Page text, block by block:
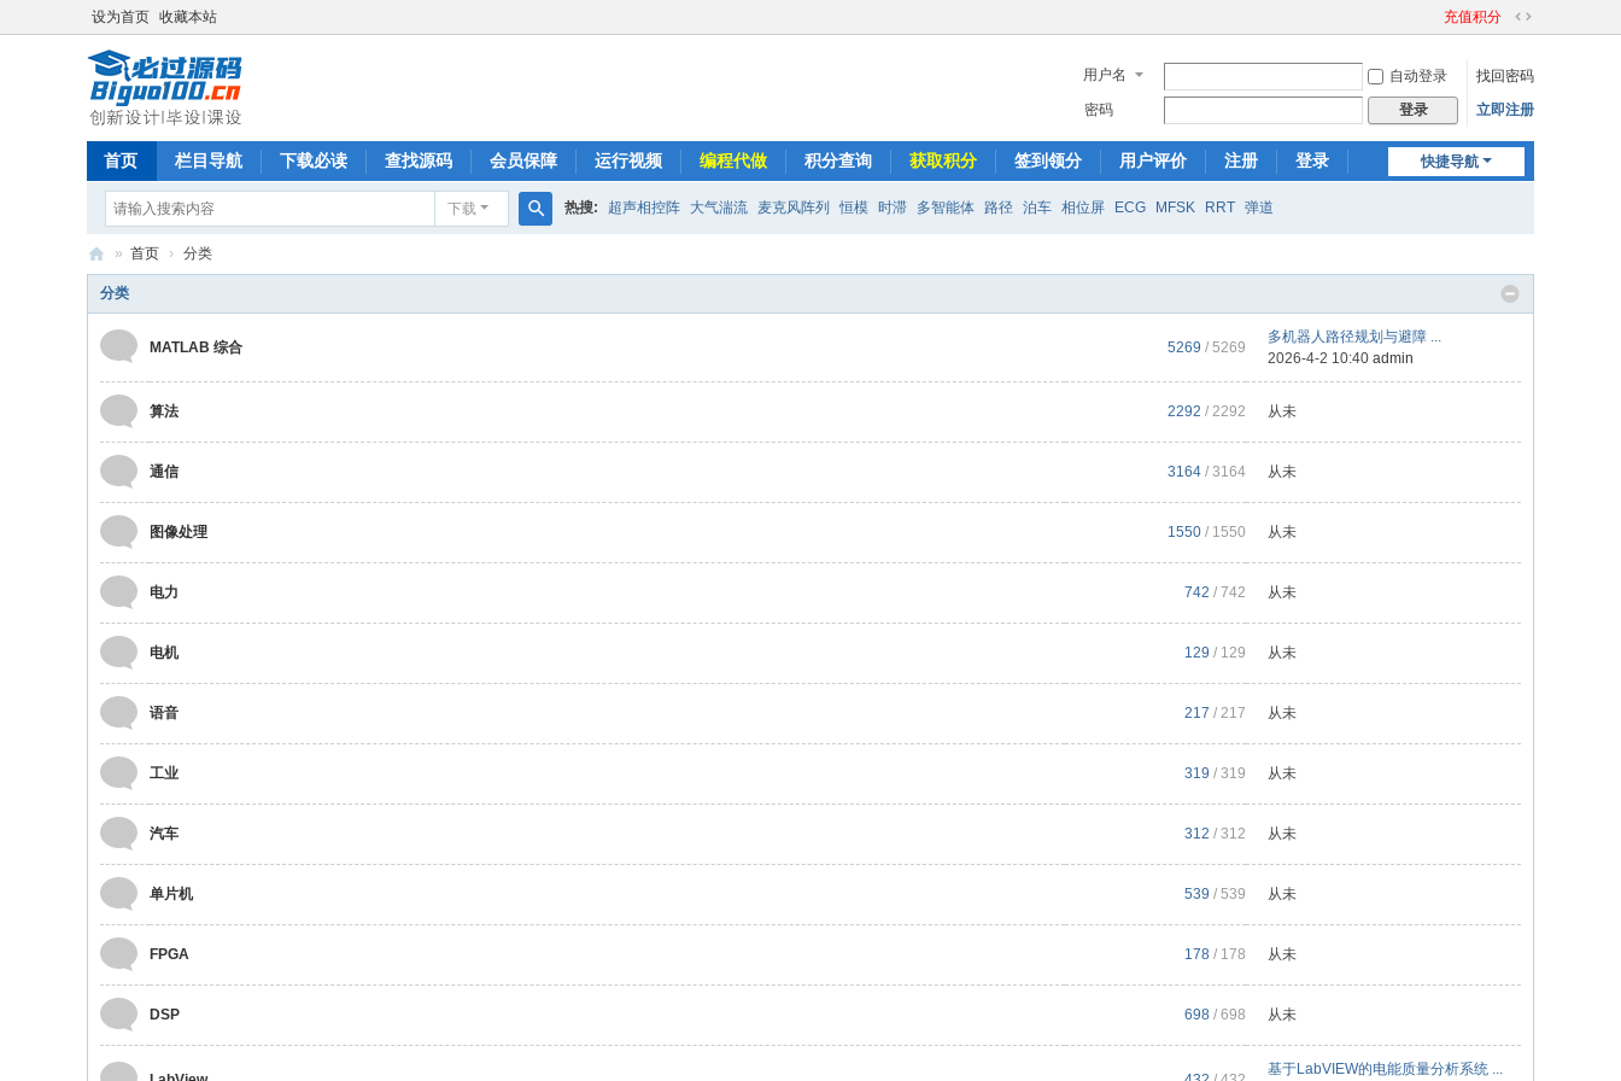
设为首页 收藏本站 充值积分
切
到
宽
用户名 自动登录
找回密码
密码
登录 立即注册
快捷导航
首页 栏目导航 下载必读 查找源码 会员保障 运行视频 编程代做 积分查询 获取积分 签到领分 用户评价 注册 登录
下载
索
热搜: 超声相控阵 大气湍流 麦克风阵列 恒模 时滞 多智能体 路径 泊车 相位屏 ECG MFSK RRT 弹道
必
源
» 首页 › 分类
分类
MATLAB 综合 5269 / 5269
多机器人路径规划与避障 ...
2026-4-2 10:40 admin
算法 2292 / 2292 从未
通信 3164 / 3164 从未
图像处理 1550 / 1550 从未
电力 742 / 742 从未
电机 129 / 129 从未
语音 217 / 217 从未
工业 319 / 319 从未
汽车 312 / 312 从未
单片机 539 / 539 从未
FPGA 178 / 178 从未
DSP 698 / 698 从未
基于LabVIEW的电能质量分析系统 ...